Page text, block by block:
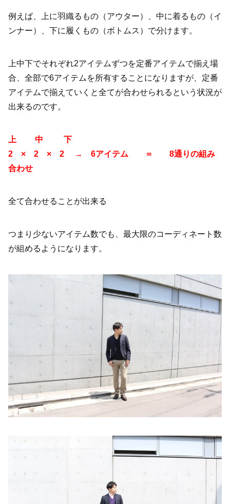
例えば、上に羽織るもの（アウター）、中に着るもの（イ
ンナー）、下に履くもの（ボトムス）で分けます。
上中下でそれぞれ2アイテムずつを定番アイテムで揃え場
合、全部で6アイテムを所有することになりますが、定番
アイテムで揃えていくと全てが合わせられるという状況が
出来るのです。
上 中 下
2 × 2 × 2 → 6アイテム ＝ 8通りの組み
合わせ
全て合わせることが出来る
つまり少ないアイテム数でも、最大限のコーディネート数
が組めるようになります。